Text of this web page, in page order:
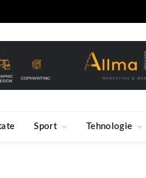
Sport Tehnologie